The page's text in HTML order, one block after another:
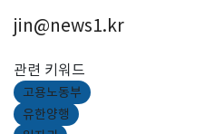
jin@news1.kr
관련 키워드
고용노동부
유한양행